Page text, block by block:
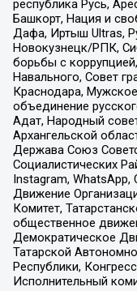
республика Русь,
Башкорт, Нация и
Дафа, Иртыш Ultras,
Новокузнецк/РПК,
борьбы с
Навального, Совет
Краснодара,
объединение
Адат, Народный
Архангельской
Держава Союз
Социалистических
Instagram,
Движение
Комитет,
общественное
Демократическое
Татарской
Республики,
Исполнительный